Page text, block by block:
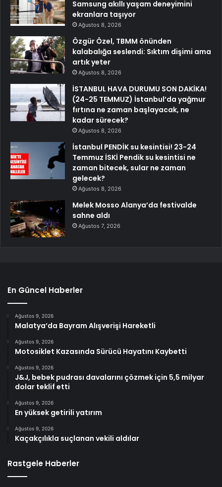
Samsung akıllı yaşam deneyimini
ekranlara taşıyor
Ağustos 8, 2026
Özgür Özel, TBMM önünden
kalabalığa seslendi: Sıktım dişimi ama
artık yeter
Ağustos 8, 2026
İSTANBUL HAVA DURUMU SON DAKİKA!
(24-25 TEMMUZ) İstanbul’da yağmur
fırtına ne zaman başlayacak, ne
kadar sürecek?
Ağustos 8, 2026
İstanbul PENDİK su kesintisi! 23-24
Temmuz İSKİ Pendik su kesintisi ne
zaman bitecek, sular ne zaman
gelecek?
Ağustos 8, 2026
Melek Mosso Alanya’da festivalde
sahne aldı
Ağustos 7, 2026
En Güncel Haberler
Ağustos 9, 2026
Malatya’da Bayram Alışverişi Hareketli
Ağustos 9, 2026
Motosiklet Kazasında Sürücü Hayatını Kaybetti
Ağustos 9, 2026
J&J, bebek pudrası davalarını çözmek için 5,5 milyar
dolar teklif etti
Ağustos 9, 2026
En yüksek getirili yatırım
Ağustos 9, 2026
Kaçakçılıkla suçlanan vekili aldılar
Rastgele Haberler